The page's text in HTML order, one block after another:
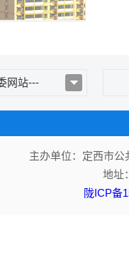
网站---
主办单位：定西市
地址
陇ICP备